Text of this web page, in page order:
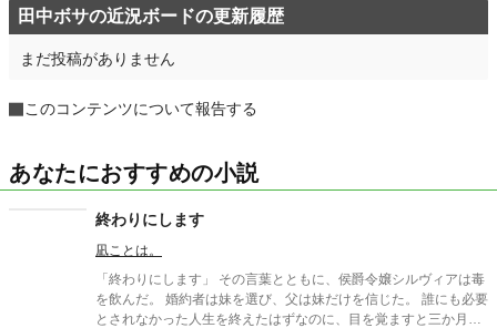
田中ボサの近況ボードの更新履歴
まだ投稿がありません
このコンテンツについて報告する
あなたにおすすめの小説
終わりにします
凪ことは。
「終わりにします」 その言葉とともに、侯爵令嬢シルヴィアは毒
を飲んだ。 婚約者は妹を選び、父は妹だけを信じた。 誰にも必要
とされなかった人生を終えたはずなのに、目を覚ますと三か月前